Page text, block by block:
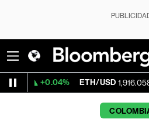
ETH/USD 1,916.058 +0.11%